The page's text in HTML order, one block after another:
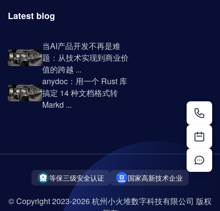
Latest blog
当AI产品开发不再是难
题：从技术实现到商业价
值的跨越 ...
anydoc：用一个 Rust 库
搞定 14 种文档格式转
Markd ...
等保三级安全认证 国家高新技术企业
© Copyright 2023-2026 杭州小火堆数字科技有限公司 版权